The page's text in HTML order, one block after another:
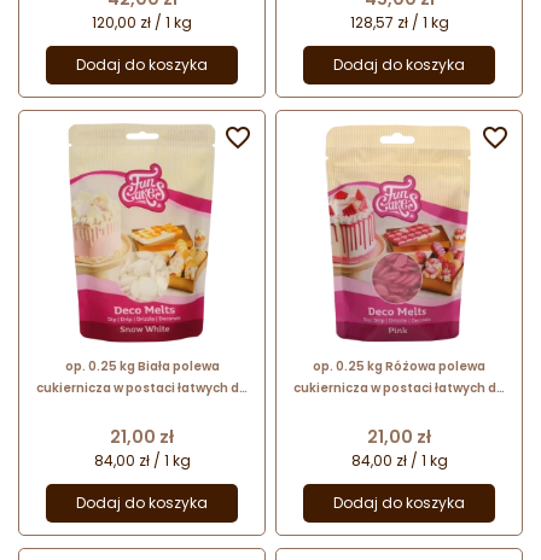
120,00 zł / 1 kg
Dodaj do koszyka
128,57 zł / 1 kg
Dodaj do koszyka
op. 0.25 kg Biała polewa
cukiernicza w postaci łatwych do
Melts Snow White Fun Cakes
Cena
21,00 zł
84,00 zł / 1 kg
Dodaj do koszyka

op. 0.25 kg Różowa polewa
cukiernicza w postaci łatwych do
Melts Pink Fun Cakes
Cena
21,00 zł
84,00 zł / 1 kg
Dodaj do koszyka
